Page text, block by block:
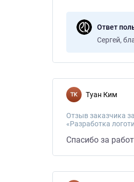
Ответ
Сергей,
Туан Ким
Отзыв заказчика
«Разработка
Спасибо за